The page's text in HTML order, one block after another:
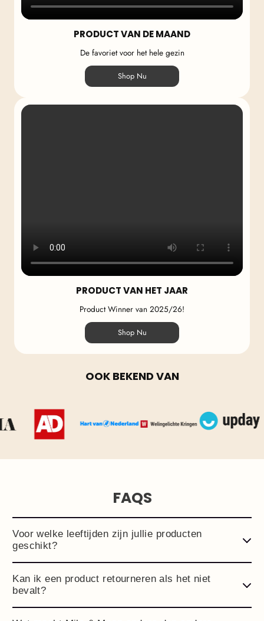
PRODUCT VAN DE MAAND
De favoriet voor het hele gezin
Shop Nu
PRODUCT VAN HET JAAR
Product Winner van 2025/26!
Shop Nu
OOK BEKEND VAN
FAQS
Voor welke leeftijden zijn jullie producten
geschikt?
Kan ik een product retourneren als het niet
bevalt?